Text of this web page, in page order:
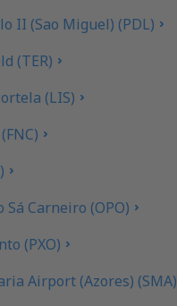
II (Sao Miguel) (PDL)
(TER)
(LIS)
Sá Carneiro (OPO)
(PXO)
Airport (Azores) (SMA)